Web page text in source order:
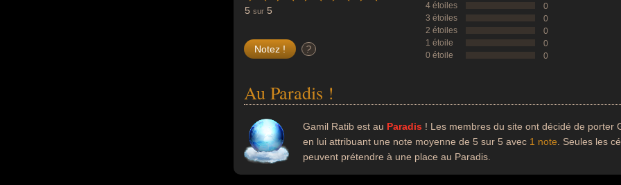
5 sur 5
?
4 étoiles
0
3 étoiles
0
2 étoiles
0
1 étoile
0
0 étoile
0
Au Paradis !
Gamil Ratib est au Paradis ! Les membres du site ont décidé de porter
en lui attribuant une note moyenne de 5 sur 5 avec 1 note . Seules les
peuvent prétendre à une place au Paradis.